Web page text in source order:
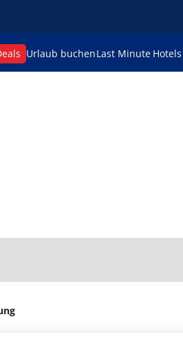
Urlaub buchenLast Minute Hotels